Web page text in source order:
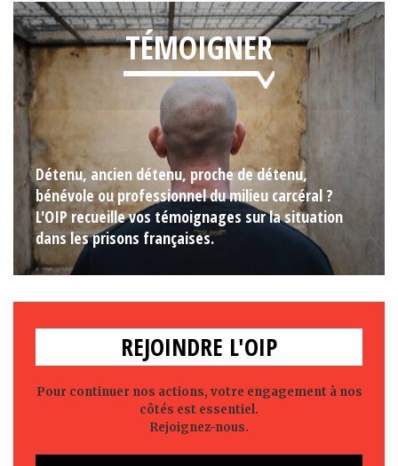
TÉMOIGNER
Détenu, ancien détenu, proche de détenu,
bénévole ou professionnel du milieu carcéral ?
L'OIP recueille vos témoignages sur la situation
dans les prisons françaises.
REJOINDRE L'OIP
Pour continuer nos actions, votre engagement à nos
côtés est essentiel.
Rejoignez-nous.